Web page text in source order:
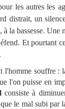
les autres les
distrait, un
la bassesse.
Et pourtant
souffre :
l'on puisse en
consiste à
le mal subi par